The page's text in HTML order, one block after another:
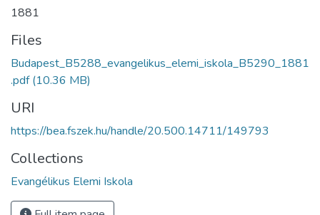
1881
Files
Budapest_B5288_evangelikus_elemi_iskola_B5290_1881
.pdf(10.36 MB)
URI
https://bea.fszek.hu/handle/20.500.14711/149793
Collections
Evangélikus Elemi Iskola